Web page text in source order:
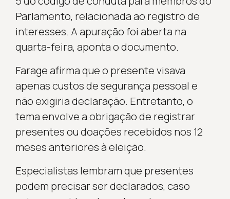
Parlamento, relacionada ao registro de
interesses. A apuração foi aberta na
quarta-feira, aponta o documento.
Farage afirma que o presente visava
apenas custos de segurança pessoal e
não exigiria declaração. Entretanto, o
tema envolve a obrigação de registrar
presentes ou doações recebidos nos 12
meses anteriores à eleição.
Especialistas lembram que presentes
podem precisar ser declarados, caso